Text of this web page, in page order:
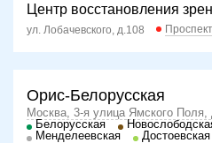
Центр восстановления
ул. Лобачевского, д.108
Орис-Белорусская
Москва, 3-я улица Ямского Поля,
Белорусская
Менделеевская
Достоевская